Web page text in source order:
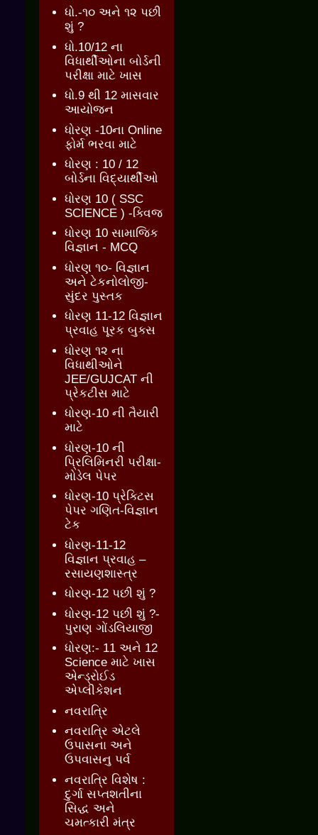
ધો.-૧૦ અને ૧૨ પછી
શું ?
ધો.10/12 ના
વિધાર્થીઓના બોર્ડની
પરીક્ષા માટે ખાસ
ધો.9 થી 12 માસવાર
આયોજન
ધોરણ -10ના Online
ફોર્મ ભરવા માટે
ધોરણ : 10 / 12
બોર્ડના વિદ્યાર્થીઓ
ધોરણ 10 ( SSC
SCIENCE ) -ક્વિજ
ધોરણ 10 સામાજિક
વિજ્ઞાન - MCQ
ધોરણ ૧૦- વિજ્ઞાન
અને ટેકનોલોજી-
સુંદર પુસ્તક
ધોરણ 11-12 વિજ્ઞાન
પ્રવાહ પૂરક બુક્સ
ધોરણ ૧૨ ના
વિધાથીઓને
JEE/GUJCAT ની
પ્રેકટીસ માટે
ધોરણ-10 ની તૈયારી
માટે
ધોરણ-10 ની
પ્રિલિમિનરી પરીક્ષા-
મોડેલ પેપર
ધોરણ-10 પ્રેક્ટિસ
પેપર ગણિત-વિજ્ઞાન
ટેક
ધોરણ-11-12
વિજ્ઞાન પ્રવાહ –
રસાયણશાસ્ત્ર
ધોરણ-12 પછી શું ?
ધોરણ-12 પછી શું ?-
પુરાણ ગોંડલિયાજી
ધોરણ:- 11 અને 12
Science માટે ખાસ
એન્ડ્રોઈડ
એપ્લીકેશન
નવરાત્રિ
નવરાત્રિ એટલે
ઉપાસના અને
ઉપવાસનુ પર્વ
નવરાત્રિ વિશેષ :
દુર્ગા સપ્તશતીના
સિદ્ધ અને
ચમત્કારી મંત્ર